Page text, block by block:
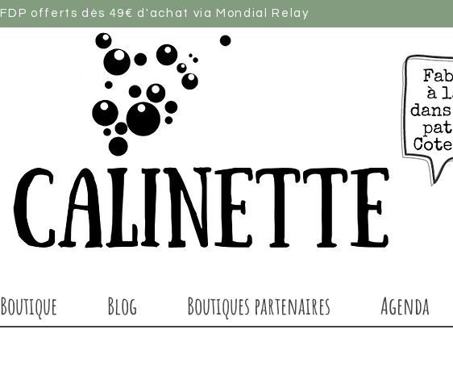
FDP offerts dès 49€ d'achat via Mondial Relay
Boutique Blog Boutiques partenaires Agenda